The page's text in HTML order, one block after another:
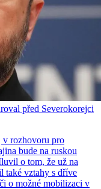
před Severokorejci
rozhovoru pro
bude na ruskou
o tom, že už na
také vztahy s dříve
o možné mobilizaci v